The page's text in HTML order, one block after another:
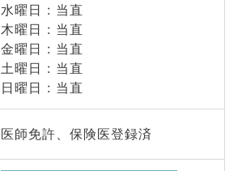
水曜日 : 当直
木曜日 : 当直
金曜日 : 当直
土曜日 : 当直
日曜日 : 当直
医師免許、保険医登録済